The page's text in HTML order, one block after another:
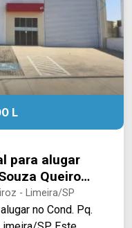
L
para alugar
Queiroz
- Limeira/SP
no Cond. Pq.